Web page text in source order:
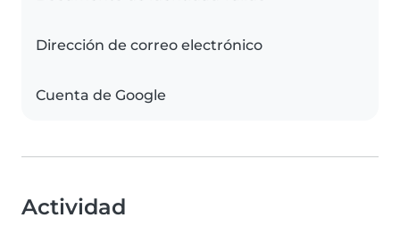
Dirección de correo electrónico
Cuenta de Google
Actividad